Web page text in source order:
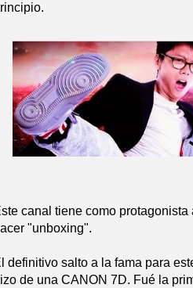
canal tiene como
"unboxing".
definitivo salto a la fama para
de una CANON 7D. Fué la